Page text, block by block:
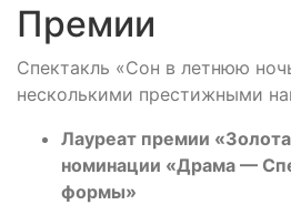
Премии
Спектакль «Сон в летнюю
несколькими престижными
Лауреат премии
номинации «Драма —
формы»